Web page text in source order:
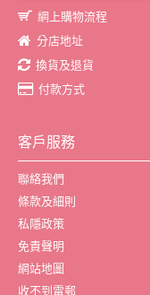
網上購物流程
分店地址
換貨及退貨
付款方式
客戶服務
聯絡我們
條款及細則
私隱政策
免責聲明
網站地圖
收不到電郵